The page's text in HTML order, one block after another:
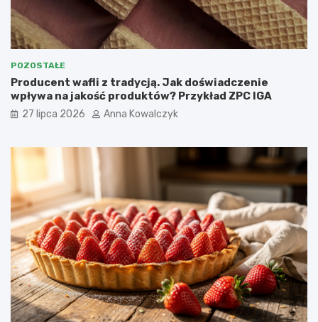
POZOSTAŁE
Producent wafli z tradycją. Jak doświadczenie
wpływa na jakość produktów? Przykład ZPC IGA
27 lipca 2026 Anna Kowalczyk